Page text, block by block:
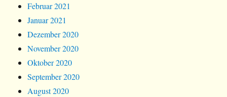
Februar 2021
Januar 2021
Dezember 2020
November 2020
Oktober 2020
September 2020
August 2020